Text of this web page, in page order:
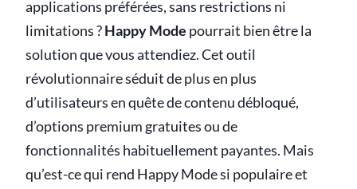
applications préférées, sans restrictions ni
limitations ?Happy Mode pourrait bien être la
solution que vous attendiez. Cet outil
révolutionnaire séduit de plus en plus
d’utilisateurs en quête de contenu débloqué,
d’options premium gratuites ou de
fonctionnalités habituellement payantes. Mais
qu’est-ce qui rend Happy Mode si populaire et